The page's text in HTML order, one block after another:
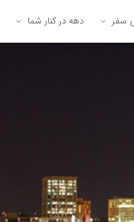
سفر دهه در کنار شما